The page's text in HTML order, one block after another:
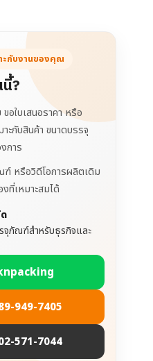
ะกับงานของคุณ
?
อใบเสนอราคา หรือ
ะกับสินค้า ขนาดบรรจุ
การ
หรือวิดีโอการผลิตเดิม
ที่เหมาะสมได้
จุภัณฑ์สำหรับธุรกิจและ
949-7405
571-7044